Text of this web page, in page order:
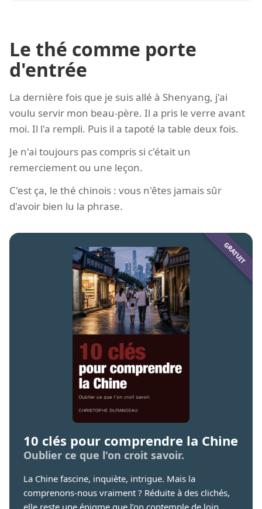
Le thé comme porte
d'entrée
La dernière fois que je suis allé à Shenyang, j'ai
voulu servir mon beau-père. Il a pris le verre avant
moi. Il l'a rempli. Puis il a tapoté la table deux fois.
Je n'ai toujours pas compris si c'était un
remerciement ou une leçon.
C'est ça, le thé chinois : vous n'êtes jamais sûr
d'avoir bien lu la phrase.
10 clés pour comprendre la Chine
Oublier ce que l'on croit savoir.
La Chine fascine, inquiète, intrigue. Mais la
comprenons-nous vraiment ? Réduite à des clichés,
elle reste une énigme que l’on contemple de loin